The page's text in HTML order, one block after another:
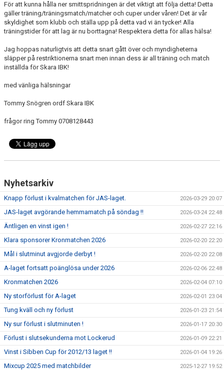
LÄNKAR
VÅRA LAG
WEBSHOP
50/50 LOTTERI
För att kunna hålla ner smittspridningen är det viktigt att följa detta! Detta
gäller träning/träningsmatch/matcher och cuper under våren! Det är vår
skyldighet som klubb och ställa upp på detta vad vi än tycker! Alla
träningstider för att lag är nu borttagna! Respektera detta för allas hälsa!
Jag hoppas naturligtvis att detta snart gått över och myndigheterna
släpper på restriktionerna snart men innan dess är all träning och match
inställda för Skara IBK!
med vänliga hälsningar
Tommy Snögren ordf Skara IBK
frågor ring Tommy 0708128443
Nyhetsarkiv
Knapp förlust i kvalmatchen för JAS-laget. 2026-03-29 20:07
JAS-laget avgörande hemmamatch på söndag !! 2026-03-24 22:48
Äntligen en vinst igen ! 2026-02-27 22:16
Klara sponsorer Kronmatchen 2026 2026-02-20 22:20
Mål i slutminut avgjorde derbyt ! 2026-02-20 22:08
A-laget fortsatt poänglösa under 2026 2026-02-06 22:48
Kronmatchen 2026 2026-02-04 07:10
Ny storförlust för A-laget 2026-02-01 23:04
Tung kväll och ny förlust 2026-01-23 21:54
Ny sur förlust i slutminuten ! 2026-01-17 20:30
Förlust i slutsekunderna mot Lockerud 2026-01-09 22:21
Vinst i Sibben Cup för 2012/13 laget !! 2026-01-04 19:26
Mixcup 2025 med matchbilder 2025-12-27 19:52